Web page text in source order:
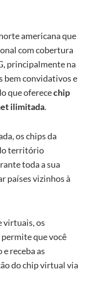
americana que
com cobertura
principalmente na
bem convidativos e
que oferecechip
ilimitada.
os chips da
território
toda a sua
países vizinhos à
virtuais, os
que você
receba as
do chip virtual via